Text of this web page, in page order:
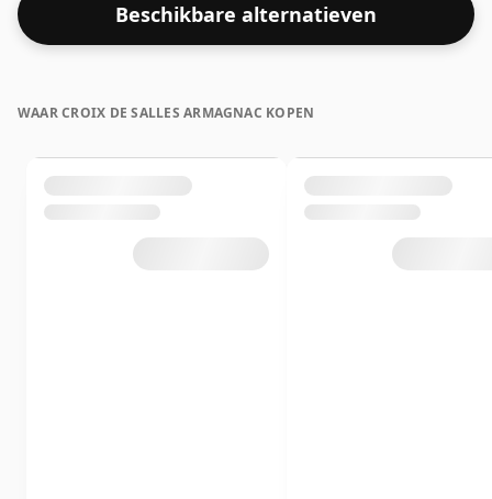
Beschikbare alternatieven
WAAR CROIX DE SALLES ARMAGNAC KOPEN